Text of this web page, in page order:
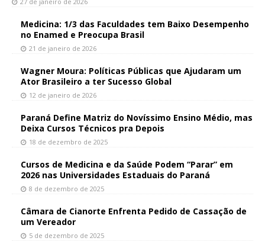
Medicina: 1/3 das Faculdades tem Baixo Desempenho
no Enamed e Preocupa Brasil
21 de janeiro de 2026
Wagner Moura: Políticas Públicas que Ajudaram um
Ator Brasileiro a ter Sucesso Global
12 de janeiro de 2026
Paraná Define Matriz do Novíssimo Ensino Médio, mas
Deixa Cursos Técnicos pra Depois
18 de dezembro de 2025
Cursos de Medicina e da Saúde Podem “Parar” em
2026 nas Universidades Estaduais do Paraná
8 de dezembro de 2025
Câmara de Cianorte Enfrenta Pedido de Cassação de
um Vereador
5 de dezembro de 2025